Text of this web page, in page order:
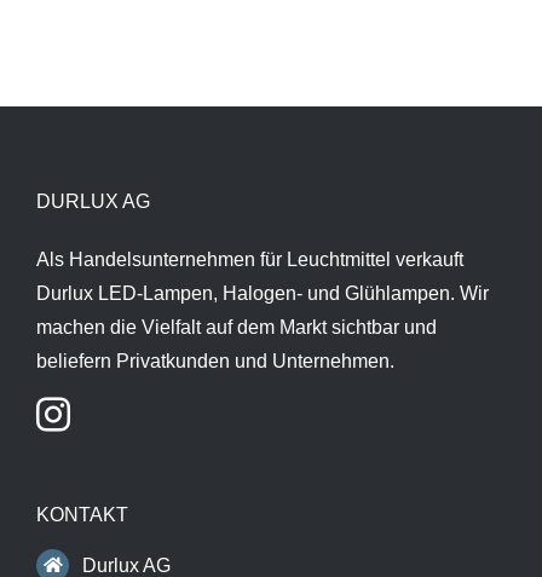
DURLUX AG
Als Handelsunternehmen für Leuchtmittel verkauft
Durlux LED-Lampen, Halogen- und Glühlampen. Wir
machen die Vielfalt auf dem Markt sichtbar und
beliefern Privatkunden und Unternehmen.
KONTAKT
Durlux AG